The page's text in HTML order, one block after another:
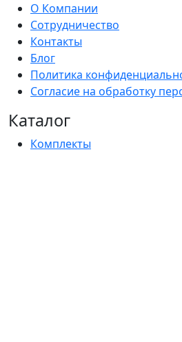
О Компании
Сотрудничество
Контакты
Блог
Политика
Согласие на обработку
Каталог
Комплекты